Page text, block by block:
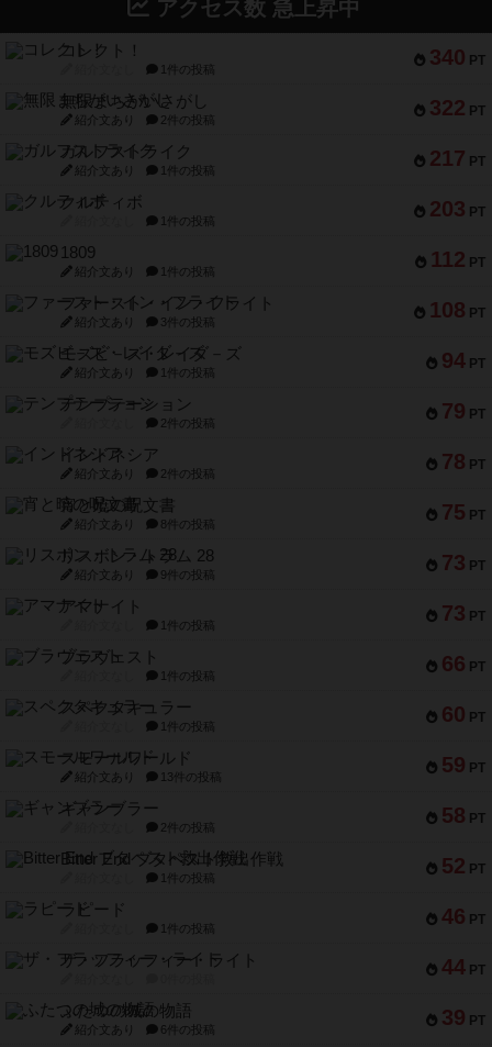
アクセス数 急上昇中
340 PT
コレクト！
1件の投稿
322 PT
無限まちがいさがし
紹介文あり 2件の投稿
217 PT
ガルフストライク
紹介文あり 1件の投稿
203 PT
クルティボ
1件の投稿
112 PT
1809
紹介文あり 1件の投稿
108 PT
ファースト・イン・フライト
紹介文あり 3件の投稿
94 PT
モズビ－ズ・レイダ－ズ
紹介文あり 1件の投稿
79 PT
テンプテーション
2件の投稿
78 PT
インドネシア
紹介文あり 2件の投稿
75 PT
宵と暁の呪文書
紹介文あり 8件の投稿
73 PT
リスボン・トラム 28
紹介文あり 9件の投稿
73 PT
アマナイト
1件の投稿
66 PT
ブラヴェスト
1件の投稿
60 PT
スペクタキュラー
1件の投稿
59 PT
スモールワールド
紹介文あり 13件の投稿
58 PT
ギャンブラー
2件の投稿
52 PT
Bitter End ブタペスト救出作戦
1件の投稿
46 PT
ラピード
1件の投稿
44 PT
ザ・フラッフィー・ライト
39 PT
ふたつの城の物語
紹介文あり 6件の投稿